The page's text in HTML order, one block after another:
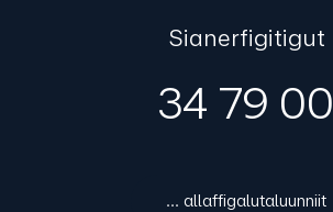
Sianerfigitigut
34 79 00
... allaffigalutaluunniit